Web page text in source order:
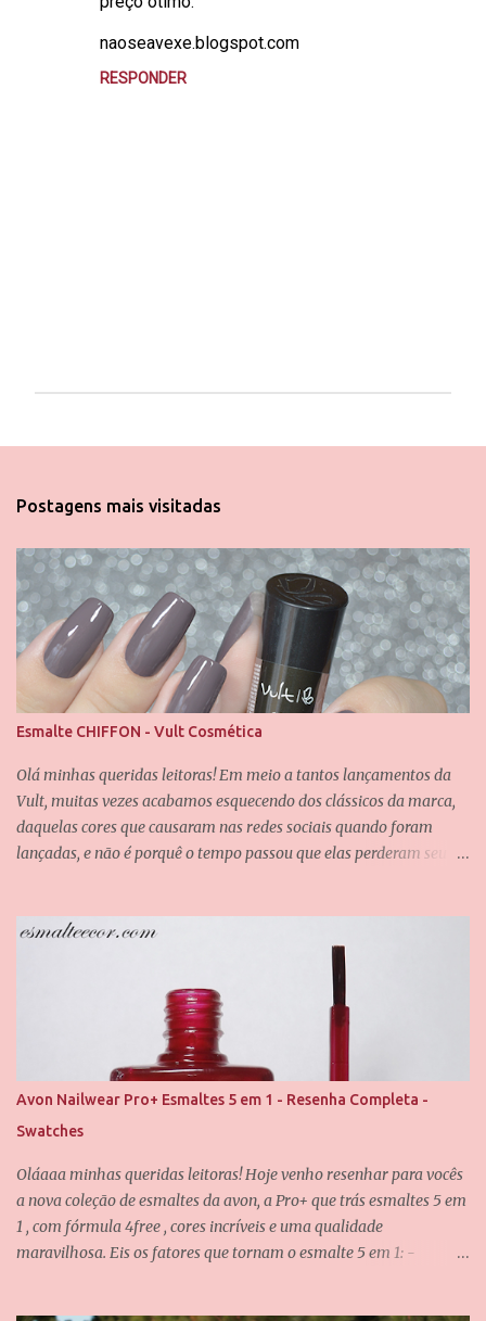
naoseavexe.blogspot.com
RESPONDER
o
a
u
m
m
e
á
r
o
Postagens mais visitadas
Esmalte CHIFFON - Vult Cosmética
Olá minhas queridas leitoras! Em meio a tantos lançamentos da
Vult, muitas vezes acabamos esquecendo dos clássicos da marca,
daquelas cores que causaram nas redes sociais quando foram
lançadas, e não é porquê o tempo passou que elas perderam seu
grandes mudanças dependendo da iluminação, mas que
dificilmente desagrada alguém. Foram usadas duas camadas para
obter essa cobertura, e uma camada do verniz da Saloon para
abrir esse brilho espelhado. E agora eu quero que vocês me
contem, qual é o seu esmalte clássico da Vult favorito? Até o
próximo post, amores.
Avon Nailwear Pro+ Esmaltes 5 em 1 - Resenha Completa -
Swatches
Oláaaa minhas queridas leitoras! Hoje venho resenhar para vocês
a nova coleção de esmaltes da avon, a Pro+ que trás esmaltes 5 em
1 , com fórmula 4free , cores incríveis e uma qualidade
maravilhosa. Eis os fatores que tornam o esmalte 5 em 1: -